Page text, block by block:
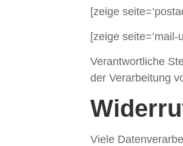
[zeige
[zeige seite=’mail-
Verantwortliche
der Verarbeitung
Viele